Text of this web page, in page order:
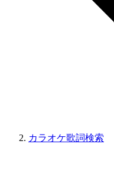
カラオケ歌詞検索